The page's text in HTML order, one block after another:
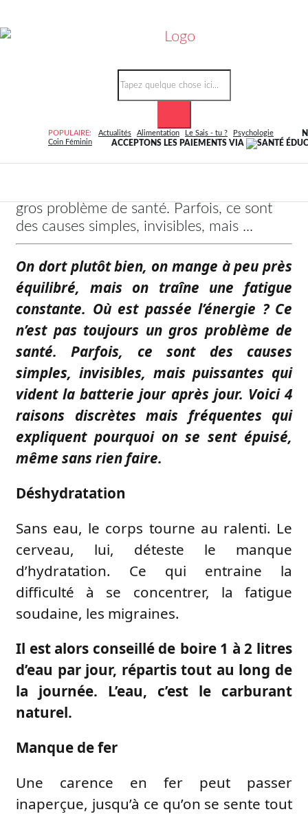
POPULAIRE: Actualités Alimentation Le Sais - tu ?
Psychologie
Coin Féminin
ACCEPTONS LES PAIEMENTS VIA
4 causes de la fatigue permanente
POSTED ON 02/12/2025 11:18
FILM
EXTRAIT DE L'ARTICLE:On dort plutôt
gros problème de santé. Parfois, ce sont
des causes simples, invisibles, mais ...
On dort plutôt bien, on mange à peu près
équilibré, mais on traîne une fatigue
constante. Où est passée l’énergie ? Ce
n’est pas toujours un gros problème de
santé. Parfois, ce sont des causes
simples, invisibles, mais puissantes qui
vident la batterie jour après jour. Voici 4
raisons discrètes mais fréquentes qui
expliquent pourquoi on se sent épuisé,
même sans rien faire.
Déshydratation
Sans eau, le corps tourne au ralenti. Le
cerveau, lui, déteste le manque
d’hydratation. Ce qui entraine la
difficulté à se concentrer, la fatigue
soudaine, les migraines.
Il est alors conseillé de boire 1 à 2 litres
d’eau par jour, répartis tout au long de
la journée. L’eau, c’est le carburant
naturel.
Manque de fer
Une carence en fer peut passer
inaperçue, jusqu’à ce qu’on se sente tout